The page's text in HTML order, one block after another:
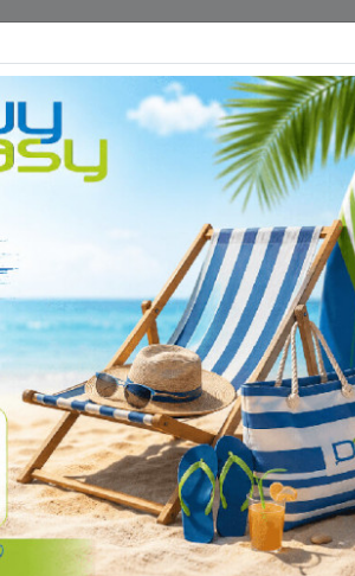
Επικοινωνία
ΑΞΕΣΟΥΑΡ ΓΥΜΝΑΣΤΙΚΗΣ Σχοινάκια
Ταχύτητας
Αξιολόγηση: (0
Κωδικός84576